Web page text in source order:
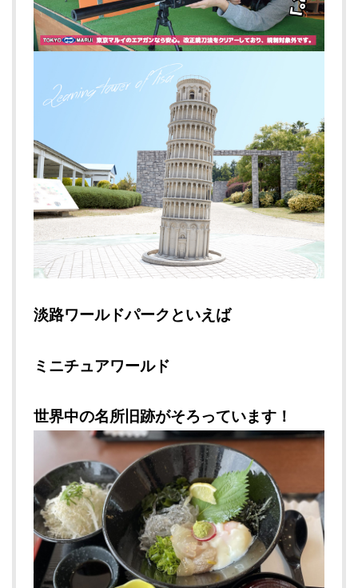
淡路ワールドパークといえば
ミニチュアワールド
世界中の名所旧跡がそろっています！